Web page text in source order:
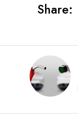
Share: